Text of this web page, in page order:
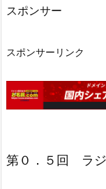
スポンサー
スポンサーリンク
第０．５回 ラ